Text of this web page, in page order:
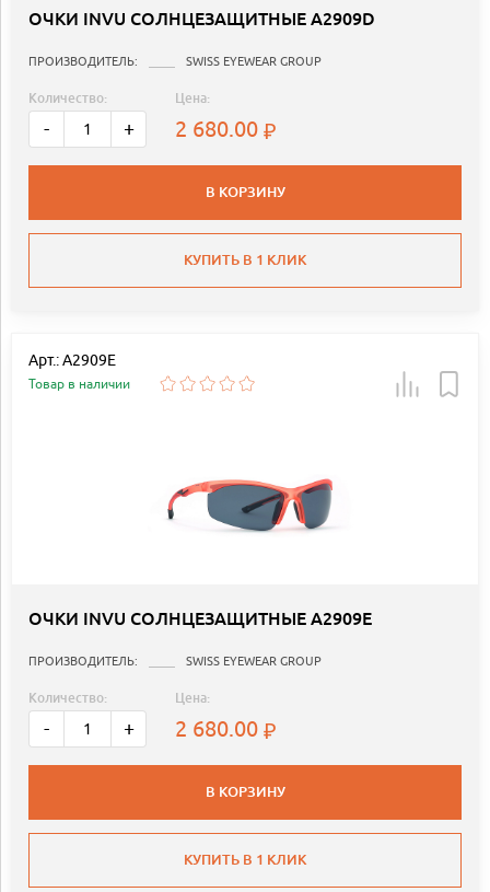
ОЧКИ INVU СОЛНЦЕЗАЩИТНЫЕ A2909D
ПРОИЗВОДИТЕЛЬ: SWISS EYEWEAR GROUP
Количество:
- +
Цена:
2 680.00
В КОРЗИНУ
КУПИТЬ В 1 КЛИК
Арт.: A2909E
Товар в наличии
ОЧКИ INVU СОЛНЦЕЗАЩИТНЫЕ A2909E
ПРОИЗВОДИТЕЛЬ: SWISS EYEWEAR GROUP
Количество:
- +
Цена:
2 680.00
В КОРЗИНУ
КУПИТЬ В 1 КЛИК